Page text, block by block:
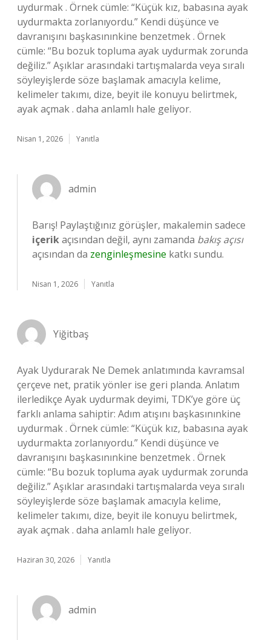
uydurmak . Örnek cümle: “Küçük kız, babasına ayak
uydurmakta zorlanıyordu.” Kendi düşünce ve
davranışını başkasınınkine benzetmek . Örnek
cümle: “Bu bozuk topluma ayak uydurmak zorunda
değiliz.” Aşıklar arasındaki tartışmalarda veya sıralı
söyleyişlerde söze başlamak amacıyla kelime,
kelimeler takımı, dize, beyit ile konuyu belirtmek,
ayak açmak . daha anlamlı hale geliyor.
Nisan 1, 2026 Yanıtla
admin
Barış! Paylaştığınız görüşler, makalemin sadece
içerikaçısından değil, aynı zamanda bakış açısı
açısından da zenginleşmesine katkı sundu.
Nisan 1, 2026 Yanıtla
Yiğitbaş
Ayak Uydurarak Ne Demek anlatımında kavramsal
çerçeve net, pratik yönler ise geri planda. Anlatım
ilerledikçe Ayak uydurmak deyimi, TDK’ye göre üç
farklı anlama sahiptir: Adım atışını başkasınınkine
uydurmak . Örnek cümle: “Küçük kız, babasına ayak
uydurmakta zorlanıyordu.” Kendi düşünce ve
davranışını başkasınınkine benzetmek . Örnek
cümle: “Bu bozuk topluma ayak uydurmak zorunda
değiliz.” Aşıklar arasındaki tartışmalarda veya sıralı
söyleyişlerde söze başlamak amacıyla kelime,
kelimeler takımı, dize, beyit ile konuyu belirtmek,
ayak açmak . daha anlamlı hale geliyor.
Haziran 30, 2026 Yanıtla
admin